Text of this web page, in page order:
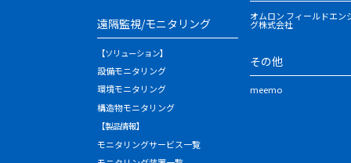
遠隔監視/モニタリング
【ソリューション】
設備モニタリング
環境モニタリング
構造物モニタリング
【製品情報】
モニタリングサービス一覧
オムロン フィールドエン
グ株式会社
その他
meemo